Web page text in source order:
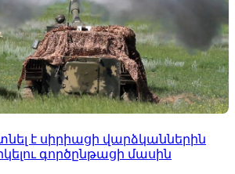
է սիրիացի վարձկաններին
գործընթացի մասին